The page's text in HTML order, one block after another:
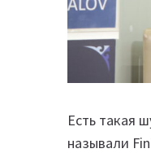
Есть такая
называли